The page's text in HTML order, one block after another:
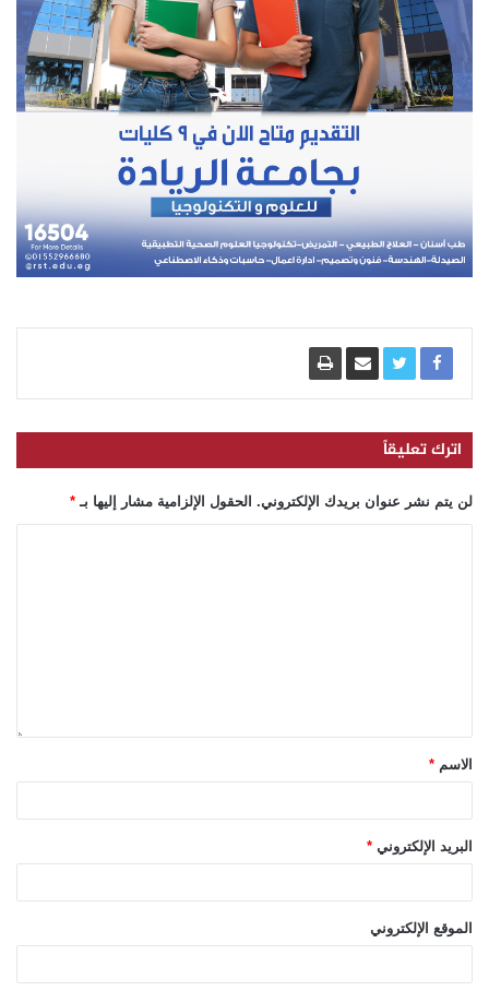
اترك تعليقاً
لن يتم نشر عنوان بريدك الإلكتروني. الحقول الإلزامية مشار إليها بـ *
الاسم *
البريد الإلكتروني *
الموقع الإلكتروني